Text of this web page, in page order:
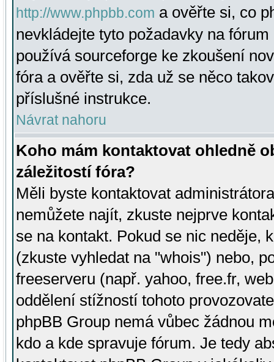
http://www.phpbb.com a ověřte si, co
nevkládejte tyto požadavky na
používá sourceforge ke zkoušení
fóra a ověřte si, zda už se něco
příslušné instrukce.
Návrat nahoru
Koho mám kontaktovat ohledně
záležitostí fóra?
Měli byste kontaktovat
nemůžete najít, zkuste nejprve
se na kontakt. Pokud se nic neděje,
(zkuste vyhledat na "whois") nebo,
freeserveru (např. yahoo, free.fr,
oddělení stížností tohoto
phpBB Group nemá vůbec žádnou
kdo a kde spravuje fórum. Je tedy